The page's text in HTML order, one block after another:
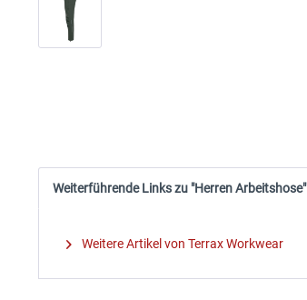
Weiterführende Links zu "Herren Arbeitshose"
Weitere Artikel von Terrax Workwear